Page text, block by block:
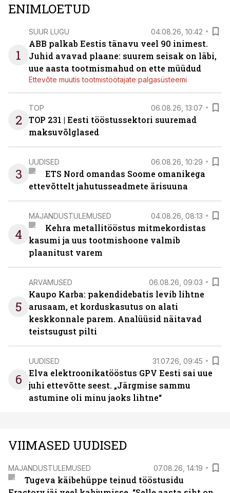
ENIMLOETUD
1
SUUR LUGU 04.08.26, 10:42
ABB palkab Eestis tänavu veel 90 inimest.
Juhid avavad plaane: suurem seisak on läbi,
uue aasta tootmismahud on ette müüdud
Ettevõte muutis tootmistöötajate palgasüsteemi
2
TOP 06.08.26, 13:07
TOP 231 | Eesti tööstussektori suuremad
maksuvõlglased
3
UUDISED 06.08.26, 10:29
ETS Nord omandas Soome omanikega
ettevõttelt jahutusseadmete ärisuuna
4
MAJANDUSTULEMUSED 04.08.26, 08:13
Kehra metallitööstus mitmekordistas
kasumi ja uus tootmishoone valmib
plaanitust varem
5
ARVAMUSED 06.08.26, 09:03
Kaupo Karba: pakendidebatis levib lihtne
arusaam, et korduskasutus on alati
keskkonnale parem. Analüüsid näitavad
teistsugust pilti
6
UUDISED 31.07.26, 09:45
Elva elektroonikatööstus GPV Eesti sai uue
juhi ettevõtte seest. „Järgmise sammu
astumine oli minu jaoks lihtne“
VIIMASED UUDISED
MAJANDUSTULEMUSED 07.08.26, 14:19
Tugeva käibehüppe teinud tööstusidu